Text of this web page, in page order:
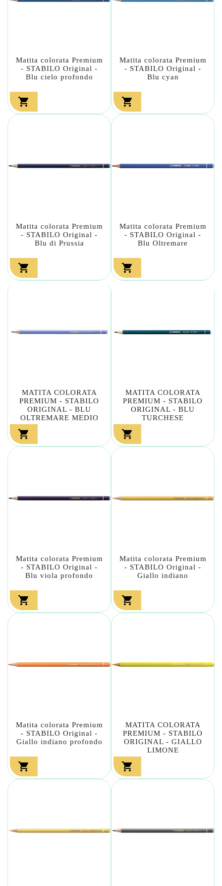
Matita colorata Premium
- STABILO Original -
Blu cielo profondo

Matita colorata Premium
- STABILO Original -
Blu cyan

Matita colorata Premium
- STABILO Original -
Blu di Prussia

Matita colorata Premium
- STABILO Original -
Blu Oltremare

MATITA COLORATA
PREMIUM - STABILO
ORIGINAL - BLU
OLTREMARE MEDIO

MATITA COLORATA
PREMIUM - STABILO
ORIGINAL - BLU
TURCHESE

Matita colorata Premium
- STABILO Original -
Blu viola profondo

Matita colorata Premium
- STABILO Original -
Giallo indiano

Matita colorata Premium
- STABILO Original -
Giallo indiano profondo

MATITA COLORATA
PREMIUM - STABILO
ORIGINAL - GIALLO
LIMONE
